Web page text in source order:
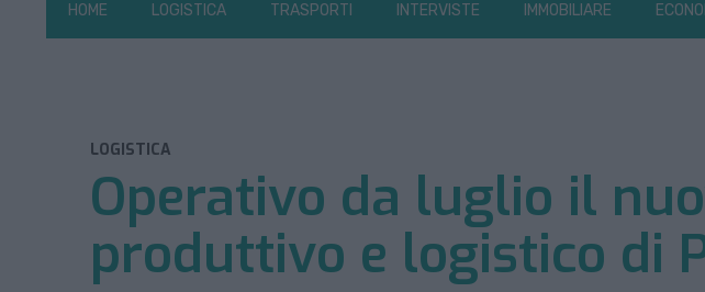
HOME LOGISTICA TRASPORTI INTERVISTE IMMOBILIARE
LOGISTICA
Operativo da luglio il
produttivo e logistico di